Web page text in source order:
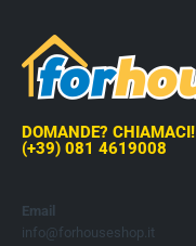
DOMANDE? CHIAMACI!
(+39) 081 4619008
Email
info@forhouseshop.it